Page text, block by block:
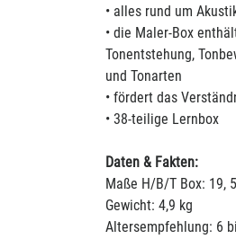
• alles rund um
• die Maler-Box
Tonentstehung,
und Tonarten
• fördert das
• 38-teilige Lernbox
Daten & Fakten:
Maße H/B/T Box: 19,
Gewicht: 4,9 kg
Altersempfehlung: 6